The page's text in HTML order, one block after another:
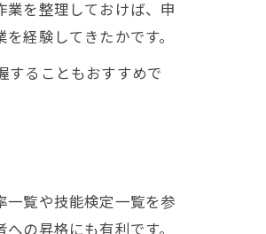
を整理しておけば、申
経験してきたかです。
することもおすすめで
一覧や技能検定一覧を参
の昇格にも有利です。